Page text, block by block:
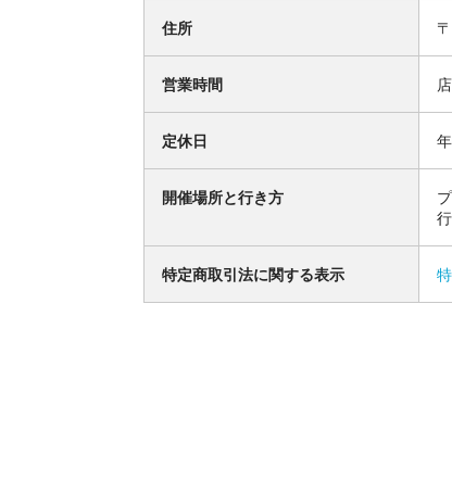
住所
営業時間
定休日
開催場所と行き方
特定商取引法に関する表示